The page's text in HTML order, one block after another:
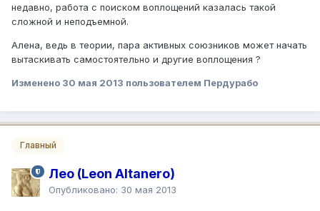
недавно, работа с поиском воплощений казалась такой
сложной и неподъемной.
Алена, ведь в теории, пара активных союзников может начать
вытаскивать cамостоятельно и другие воплощения ?
Изменено 30 мая 2013 пользователем Пердурабо
Главный
Лео (Leon Altanero)
Опубликовано: 30 мая 2013